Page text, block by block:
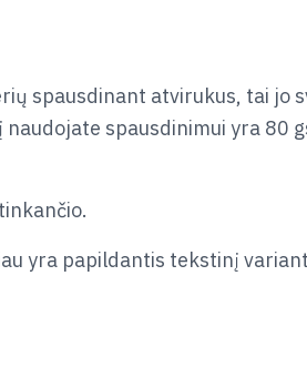
spausdinant atvirukus, tai jo
spausdinimui yra 80
yra papildantis tekstinį